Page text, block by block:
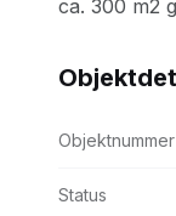
Objektnummer
Status